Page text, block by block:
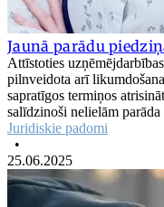
Jaunā parādu
Attīstoties
pilnveidota arī
sapratīgos termiņos
salīdzinoši nelielām parāda
Juridiskie padomi
•
25.06.2025